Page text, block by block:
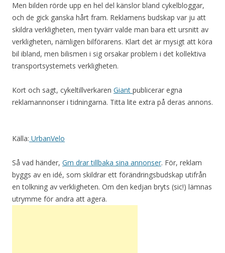
Men bilden rörde upp en hel del känslor bland cykelbloggar,
och de gick ganska hårt fram. Reklamens budskap var ju att
skildra verkligheten, men tyvärr valde man bara ett ursnitt av
verkligheten, nämligen bilförarens. Klart det är mysigt att köra
bil ibland, men bilismen i sig orsakar problem i det kollektiva
transportsystemets verkligheten.
Kort och sagt, cykeltillverkaren Giant publicerar egna
reklamannonser i tidningarna. Titta lite extra på deras annons.
Källa: UrbanVelo
Så vad händer, Gm drar tillbaka sina annonser. För, reklam
byggs av en idé, som skildrar ett förändringsbudskap utifrån
en tolkning av verkligheten. Om den kedjan bryts (sic!) lämnas
utrymme för andra att agera.